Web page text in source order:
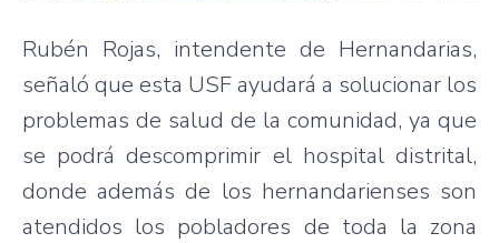
Rubén Rojas, intendente de Hernandarias,
señaló que esta USF ayudará a solucionar los
problemas de salud de la comunidad, ya que
se podrá descomprimir el hospital distrital,
donde además de los hernandarienses son
atendidos los pobladores de toda la zona